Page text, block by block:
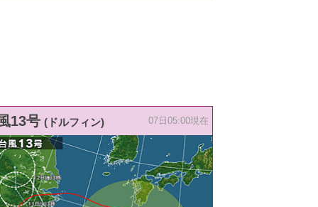
13号 (ドルフィン) 07日05:00現在